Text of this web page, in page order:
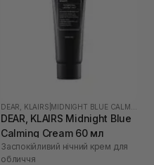
DEAR, KLAIRS
DEAR, KLAIRS Midnight Blue
Calming Cream 60 мл
Заспокійливий нічний крем для
обличчя